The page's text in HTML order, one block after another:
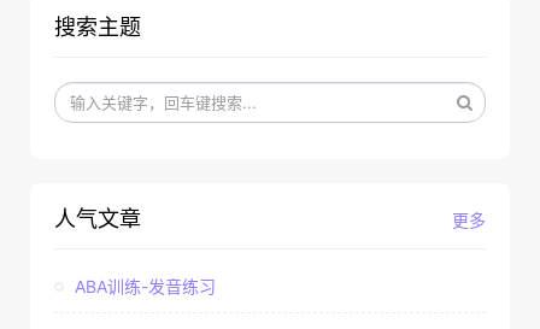
搜索主题
更多
人气文章
ABA训练-发音练习